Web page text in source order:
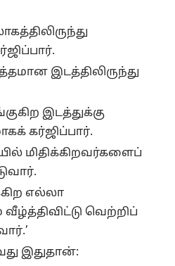
இடத்திலிருந்து
இடத்துக்கு
கர்ஜிப்பார்.
மிதிக்கிறவர்களைப்
எல்லா
வெற்றிப்
இதுதான்: